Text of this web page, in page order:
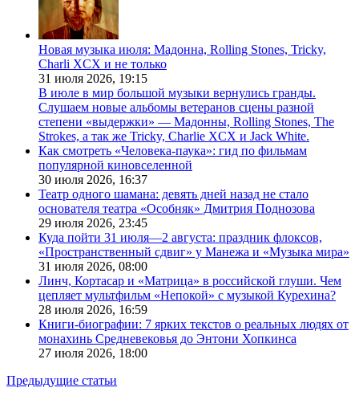
Новая музыка июля: Мадонна, Rolling Stones, Tricky,
Charli XCX и не только
31 июля 2026, 19:15
В июле в мир большой музыки вернулись гранды.
Слушаем новые альбомы ветеранов сцены разной
степени «выдержки» — Мадонны, Rolling Stones, The
Strokes, а так же Tricky, Charlie XCX и Jack White.
Как смотреть «Человека-паука»: гид по фильмам
популярной киновселенной
30 июля 2026, 16:37
Театр одного шамана: девять дней назад не стало
основателя театра «Особняк» Дмитрия Поднозова
29 июля 2026, 23:45
Куда пойти 31 июля—2 августа: праздник флоксов,
«Пространственный сдвиг» у Манежа и «Музыка мира»
31 июля 2026, 08:00
Линч, Кортасар и «Матрица» в российской глуши. Чем
цепляет мультфильм «Непокой» с музыкой Курехина?
28 июля 2026, 16:59
Книги-биографии: 7 ярких текстов о реальных людях от
монахинь Средневековья до Энтони Хопкинса
27 июля 2026, 18:00
Предыдущие статьи